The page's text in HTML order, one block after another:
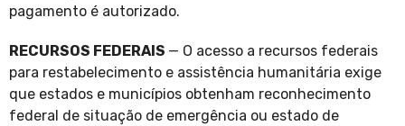
pagamento é autorizado.
RECURSOS FEDERAIS — O acesso a recursos federais
para restabelecimento e assistência humanitária exige
que estados e municípios obtenham reconhecimento
federal de situação de emergência ou estado de